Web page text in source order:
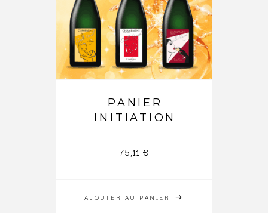
AJOUTER AU PANIER
PANIER
INITIATION
75,11 €